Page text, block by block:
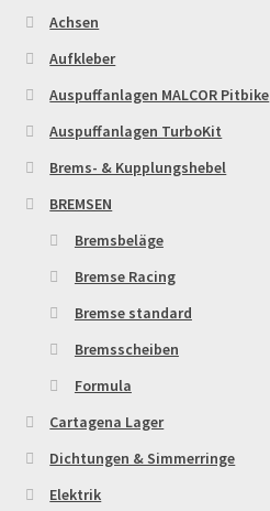
Log In
MALCOR MTR PITBIKES
MALCOR PITCROSS / DIRTBIKE
Member Directory
MERCHANDISE
My Account
My Account
Achsen
Aufkleber
Auspuffanlagen MALCOR Pitbike
Auspuffanlagen TurboKit
Brems- & Kupplungshebel
BREMSEN
Bremsbeläge
Bremse Racing
Bremse standard
Bremsscheiben
Formula
Cartagena Lager
Dichtungen & Simmerringe
Elektrik